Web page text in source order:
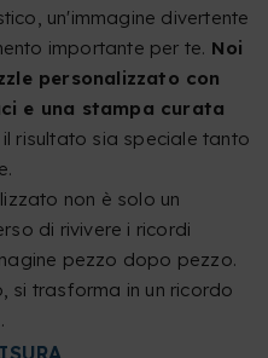
un'immagine divertente
importante per te. Noi
personalizzato con
e una stampa curata
risultato sia speciale tanto
non è solo un
di rivivere i ricordi
pezzo dopo pezzo.
si trasforma in un ricordo